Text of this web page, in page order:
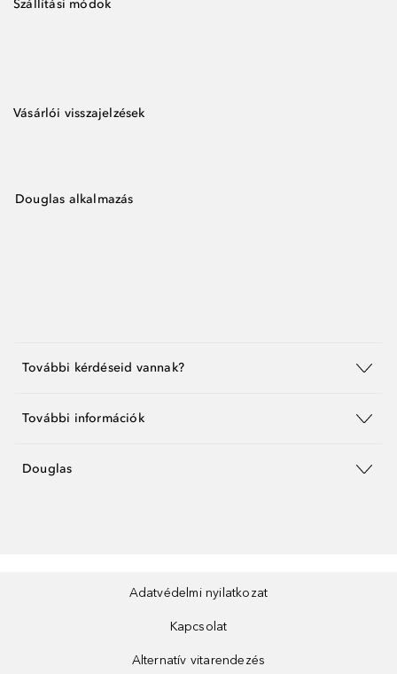
Szállítási módok
Vásárlói visszajelzések
Douglas alkalmazás
További kérdéseid vannak?
További információk
Douglas
Adatvédelmi nyilatkozat
Kapcsolat
Alternatív vitarendezés